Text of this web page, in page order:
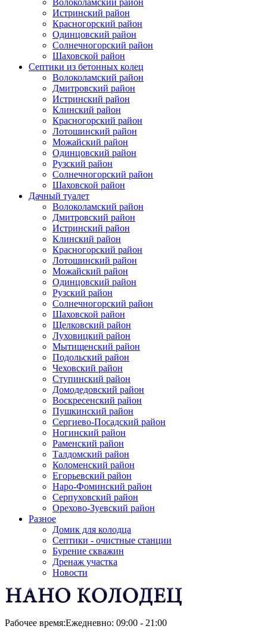
Волоколамский район
Истринский район
Красногорский район
Одинцовский район
Солнечногорский район
Шаховской район
Септики из бетонных колец
Волоколамский район
Дмитровский район
Истринский район
Клинский район
Красногорский район
Лотошинский район
Можайский район
Одинцовский район
Рузский район
Солнечногорский район
Шаховской район
Дачный туалет
Волоколамский район
Дмитровский район
Истринский район
Клинский район
Красногорский район
Лотошинский район
Можайский район
Одинцовский район
Рузский район
Солнечногорский район
Шаховской район
Щелковский район
Луховицкий район
Мытищенский район
Подольский район
Чеховский район
Ступинский район
Домодедовский район
Воскресенский район
Пушкинский район
Сергиево-Посадский район
Ногинский район
Раменский район
Талдомский район
Коломенский район
Егорьевский район
Наро-Фоминский район
Серпуховский район
Орехово-Зуевский район
Разное
Домик для колодца
Септики - очистные станции
Бурение скважин
Дренаж участка
Новости
Рабочее время:Ежедневно: 09:00 - 21:00